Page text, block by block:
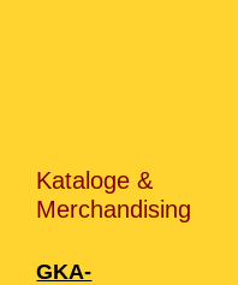
Kataloge &
Merchandising
GKA-